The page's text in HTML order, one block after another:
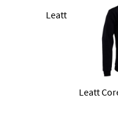
Leatt
Leatt